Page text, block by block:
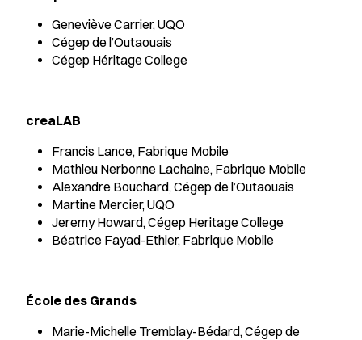
Geneviève Carrier, UQO
Cégep de l’Outaouais
Cégep Héritage College
creaLAB
Francis Lance, Fabrique Mobile
Mathieu Nerbonne Lachaine, Fabrique Mobile
Alexandre Bouchard, Cégep de l’Outaouais
Martine Mercier, UQO
Jeremy Howard, Cégep Heritage College
Béatrice Fayad-Ethier, Fabrique Mobile
École des Grands
Marie-Michelle Tremblay-Bédard, Cégep de